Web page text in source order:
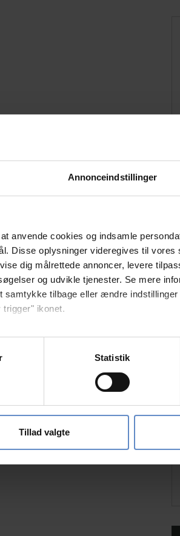
Annonceindstillinger
anvende cookies og indsamle
Disse oplysninger videregives til vores
dig målrettede annoncer, levere
og udvikle tjenester. Se mere
tilbage eller ændre indstillinger
ikonet.
der kan være nøjagtig inden for få
til at vise dig funktioner til sociale
vores hjemmeside med vores partnere
Statistik
Tillad valgte